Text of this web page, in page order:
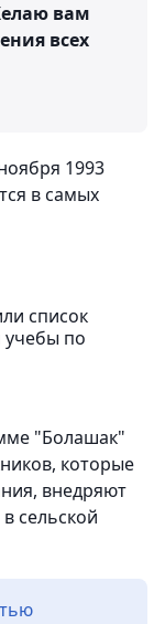
вам
всех
1993
в самых
список
учебы по
"Болашак"
которые
внедряют
сельской